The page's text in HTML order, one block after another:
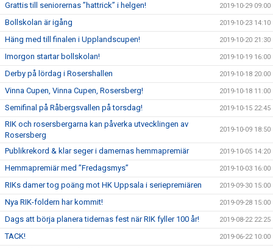
Grattis till seniorernas ”hattrick” i helgen! 2019-10-29 09:00
Bollskolan är igång 2019-10-23 14:10
Häng med till finalen i Upplandscupen! 2019-10-20 21:30
Imorgon startar bollskolan! 2019-10-19 16:00
Derby på lördag i Rosershallen 2019-10-18 20:00
Vinna Cupen, Vinna Cupen, Rosersberg! 2019-10-18 11:00
Semifinal på Råbergsvallen på torsdag! 2019-10-15 22:45
RIK och rosersbergarna kan påverka utvecklingen av
Rosersberg
2019-10-09 18:50
Publikrekord & klar seger i damernas hemmapremiär 2019-10-05 14:20
Hemmapremiär med ”Fredagsmys” 2019-10-03 16:00
RIKs damer tog poäng mot HK Uppsala i seriepremiären 2019-09-30 15:00
Nya RIK-foldern har kommit! 2019-09-28 15:00
Dags att börja planera tidernas fest när RIK fyller 100 år! 2019-08-22 22:25
TACK! 2019-06-22 10:00